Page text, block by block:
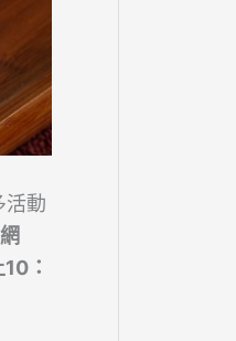
活動
：